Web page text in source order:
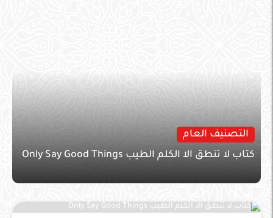
التصنيف العام
كتاب لا تنطق الا الكلم الطيب Only Say Good Things